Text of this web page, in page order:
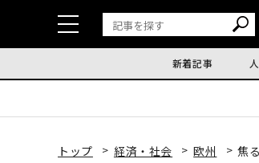
新着記事
トップ 経済・社会 欧州 焦